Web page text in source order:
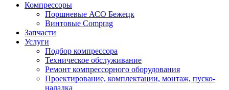
Компрессоры
Поршневые АСО Бежецк
Винтовые Comprag
Запчасти
Услуги
Подбор компрессора
Техническое обслуживание
Ремонт компрессорного оборудования
Проектирование, комплектации, монтаж, пуско-
наладка